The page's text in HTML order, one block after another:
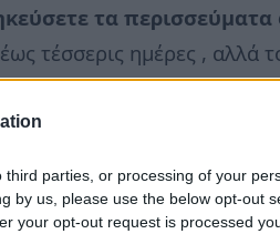
parties, or processing of your
by us, please use the below opt-out
your opt-out request is processed
τα
τέσσερις ημέρες , αλλά
αεροστεγές, που
στα βακτήρια να
αποθήκευσης τροφίμων.